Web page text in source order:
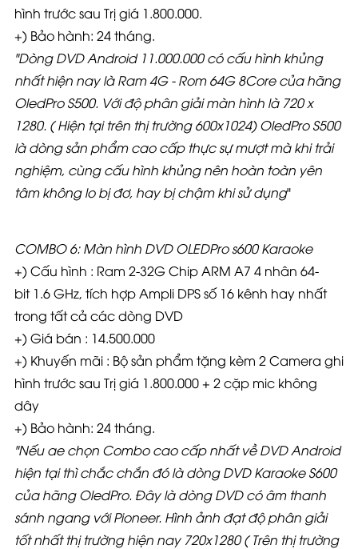
hình trước sau Trị giá 1.800.000.
+) Bảo hành: 24 tháng.
"Dòng DVD Android 11.000.000 có cấu hình khủng
nhất hiện nay là Ram 4G - Rom 64G 8Core của hãng
OledPro S500. Với độ phân giải màn hình là 720 x
1280. ( Hiện tại trên thị trường 600x1024) OledPro S500
là dòng sản phẩm cao cấp thực sự mượt mà khi trải
nghiệm, cùng cấu hình khủng nên hoàn toàn yên
tâm không lo bị đơ, hay bị chậm khi sử dụng"
COMBO 6: Màn hình DVD OLEDPro s600 Karaoke
+) Cấu hình : Ram 2-32G Chip ARM A7 4 nhân 64-
bit 1.6 GHz, tích hợp Ampli DPS số 16 kênh hay nhất
trong tất cả các dòng DVD
+) Giá bán : 14.500.000
+) Khuyến mãi : Bộ sản phẩm tặng kèm 2 Camera ghi
hình trước sau Trị giá 1.800.000 + 2 cặp mic không
dây
+) Bảo hành: 24 tháng.
"Nếu ae chọn Combo cao cấp nhất về DVD Android
hiện tại thì chắc chắn đó là dòng DVD Karaoke S600
của hãng OledPro. Đây là dòng DVD có âm thanh
sánh ngang với Pioneer. Hình ảnh đạt độ phân giải
tốt nhất thị trường hiện nay 720x1280 ( Trên thị trường